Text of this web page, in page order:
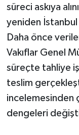
süreci askıya
yeniden
Daha önce
Vakıflar Genel
süreçte tahliye
teslim
incelemesinden
dengeleri